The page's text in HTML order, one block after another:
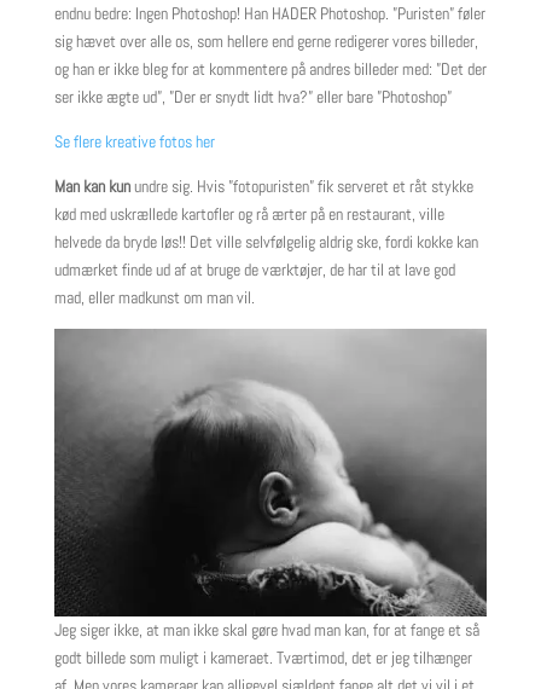
endnu bedre: Ingen Photoshop! Han HADER Photoshop. ”Puristen” føler
sig hævet over alle os, som hellere end gerne redigerer vores billeder,
og han er ikke bleg for at kommentere på andres billeder med: ”Det der
ser ikke ægte ud”, ”Der er snydt lidt hva?” eller bare ”Photoshop”
Se flere kreative fotos her
Man kan kunundre sig. Hvis ”fotopuristen” fik serveret et råt stykke
kød med uskrællede kartofler og rå ærter på en restaurant, ville
helvede da bryde løs!! Det ville selvfølgelig aldrig ske, fordi kokke kan
udmærket finde ud af at bruge de værktøjer, de har til at lave god
mad, eller madkunst om man vil.
Jeg siger ikke, at man ikke skal gøre hvad man kan, for at fange et så
godt billede som muligt i kameraet. Tværtimod, det er jeg tilhænger